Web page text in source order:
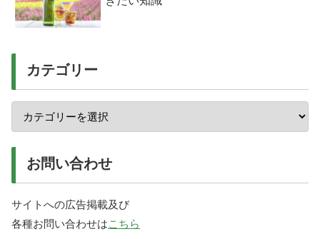
カテゴリー
お問い合わせ
サイトへの広告掲載及び
各種お問い合わせはこちら